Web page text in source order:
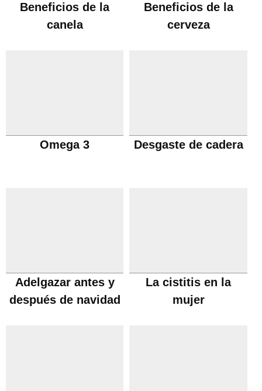
Beneficios de la
canela
Beneficios de la
cerveza
Omega 3 Desgaste de cadera
Adelgazar antes y
después de navidad
La cistitis en la
mujer